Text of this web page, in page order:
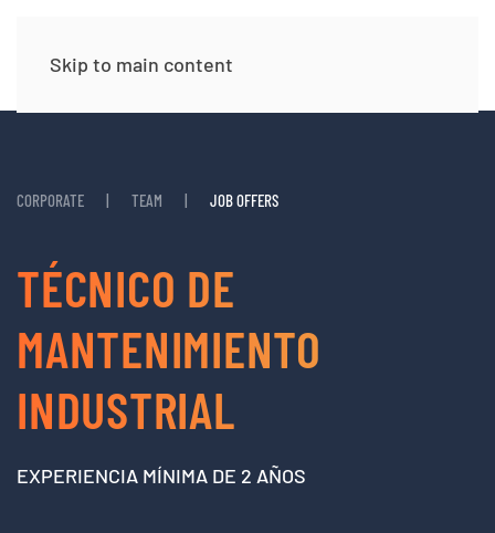
Skip to main content
CORPORATE TEAM JOB OFFERS
TÉCNICO DE
MANTENIMIENTO
INDUSTRIAL
EXPERIENCIA MÍNIMA DE 2 AÑOS